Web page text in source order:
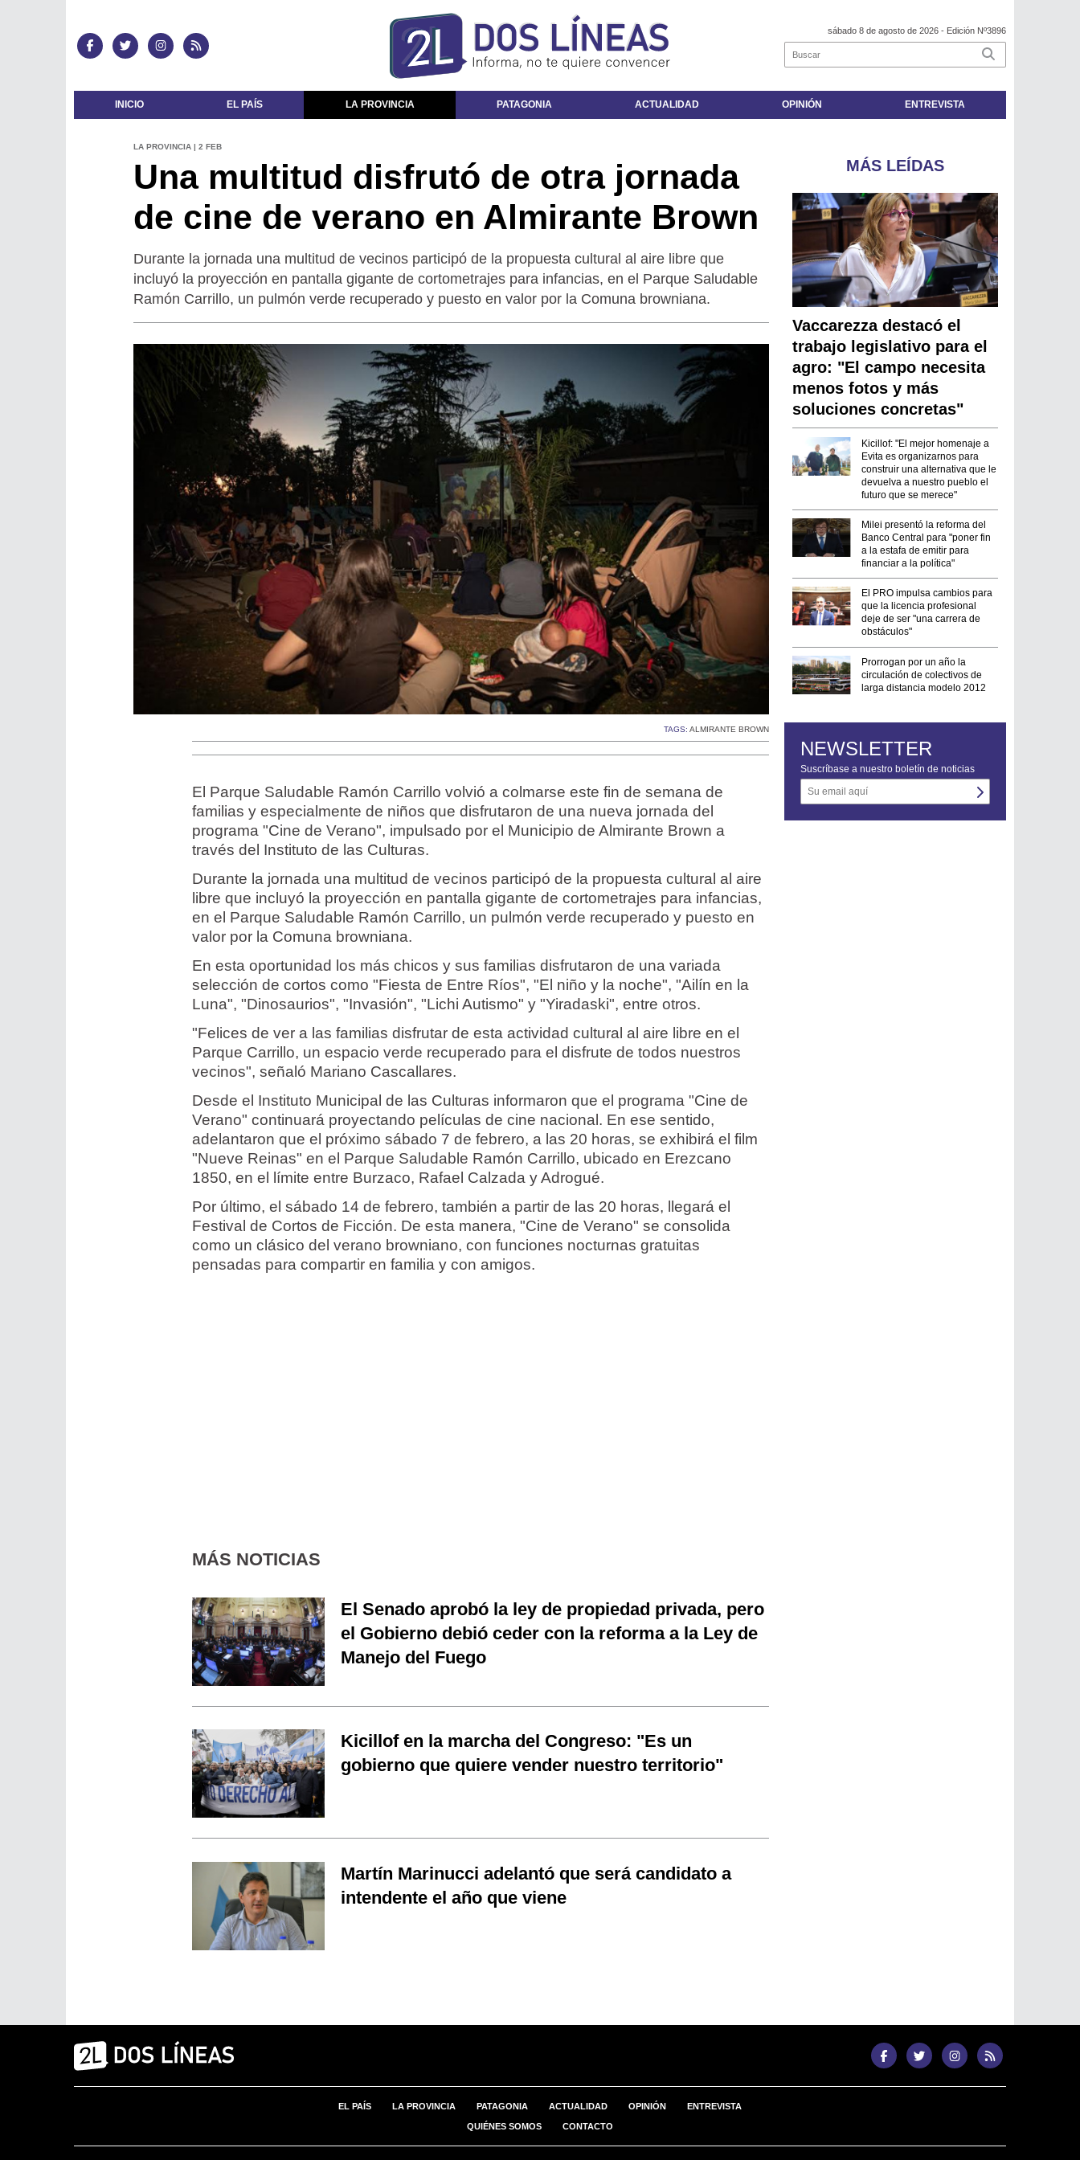
sábado 8 de agosto de 2026 - Edición Nº3896
INICIO EL PAÍS LA PROVINCIA PATAGONIA ACTUALIDAD OPINIÓN ENTREVISTA
LA PROVINCIA | 2 FEB
Una multitud disfrutó de otra jornada
de cine de verano en Almirante Brown
Durante la jornada una multitud de vecinos participó de la propuesta cultural al aire libre que
incluyó la proyección en pantalla gigante de cortometrajes para infancias, en el Parque Saludable
Ramón Carrillo, un pulmón verde recuperado y puesto en valor por la Comuna browniana.
TAGS:ALMIRANTE BROWN
El Parque Saludable Ramón Carrillo volvió a colmarse este fin de semana de
familias y especialmente de niños que disfrutaron de una nueva jornada del
programa "Cine de Verano", impulsado por el Municipio de Almirante Brown a
través del Instituto de las Culturas.
Durante la jornada una multitud de vecinos participó de la propuesta cultural al aire
libre que incluyó la proyección en pantalla gigante de cortometrajes para infancias,
en el Parque Saludable Ramón Carrillo, un pulmón verde recuperado y puesto en
valor por la Comuna browniana.
En esta oportunidad los más chicos y sus familias disfrutaron de una variada
selección de cortos como "Fiesta de Entre Ríos", "El niño y la noche", "Ailín en la
Luna", "Dinosaurios", "Invasión", "Lichi Autismo" y "Yiradaski", entre otros.
"Felices de ver a las familias disfrutar de esta actividad cultural al aire libre en el
Parque Carrillo, un espacio verde recuperado para el disfrute de todos nuestros
vecinos", señaló Mariano Cascallares.
Desde el Instituto Municipal de las Culturas informaron que el programa "Cine de
Verano" continuará proyectando películas de cine nacional. En ese sentido,
adelantaron que el próximo sábado 7 de febrero, a las 20 horas, se exhibirá el film
"Nueve Reinas" en el Parque Saludable Ramón Carrillo, ubicado en Erezcano
1850, en el límite entre Burzaco, Rafael Calzada y Adrogué.
Por último, el sábado 14 de febrero, también a partir de las 20 horas, llegará el
Festival de Cortos de Ficción. De esta manera, "Cine de Verano" se consolida
como un clásico del verano browniano, con funciones nocturnas gratuitas
pensadas para compartir en familia y con amigos.
MÁS NOTICIAS
El Senado aprobó la ley de propiedad privada, pero
el Gobierno debió ceder con la reforma a la Ley de
Manejo del Fuego
Kicillof en la marcha del Congreso: "Es un
gobierno que quiere vender nuestro territorio"
Martín Marinucci adelantó que será candidato a
intendente el año que viene
MÁS LEÍDAS
Vaccarezza destacó el
trabajo legislativo para el
agro: "El campo necesita
menos fotos y más
soluciones concretas"
Kicillof: "El mejor homenaje a
Evita es organizarnos para
construir una alternativa que le
devuelva a nuestro pueblo el
futuro que se merece"
Milei presentó la reforma del
Banco Central para "poner fin
a la estafa de emitir para
financiar a la política"
El PRO impulsa cambios para
que la licencia profesional
deje de ser "una carrera de
obstáculos"
Prorrogan por un año la
circulación de colectivos de
larga distancia modelo 2012
NEWSLETTER
Suscríbase a nuestro boletín de noticias
EL PAÍS LA PROVINCIA PATAGONIA ACTUALIDAD OPINIÓN ENTREVISTA
QUIÉNES SOMOS CONTACTO